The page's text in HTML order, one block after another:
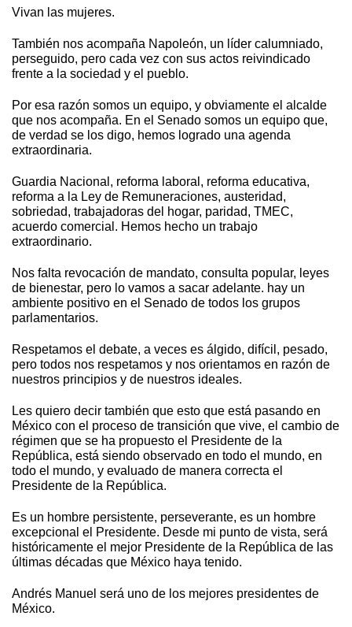
Vivan las mujeres.
También nos acompaña Napoleón, un líder calumniado,
perseguido, pero cada vez con sus actos reivindicado
frente a la sociedad y el pueblo.
Por esa razón somos un equipo, y obviamente el alcalde
que nos acompaña. En el Senado somos un equipo que,
de verdad se los digo, hemos logrado una agenda
extraordinaria.
Guardia Nacional, reforma laboral, reforma educativa,
reforma a la Ley de Remuneraciones, austeridad,
sobriedad, trabajadoras del hogar, paridad, TMEC,
acuerdo comercial. Hemos hecho un trabajo
extraordinario.
Nos falta revocación de mandato, consulta popular, leyes
de bienestar, pero lo vamos a sacar adelante. hay un
ambiente positivo en el Senado de todos los grupos
parlamentarios.
Respetamos el debate, a veces es álgido, difícil, pesado,
pero todos nos respetamos y nos orientamos en razón de
nuestros principios y de nuestros ideales.
Les quiero decir también que esto que está pasando en
México con el proceso de transición que vive, el cambio de
régimen que se ha propuesto el Presidente de la
República, está siendo observado en todo el mundo, en
todo el mundo, y evaluado de manera correcta el
Presidente de la República.
Es un hombre persistente, perseverante, es un hombre
excepcional el Presidente. Desde mi punto de vista, será
históricamente el mejor Presidente de la República de las
últimas décadas que México haya tenido.
Andrés Manuel será uno de los mejores presidentes de
México.